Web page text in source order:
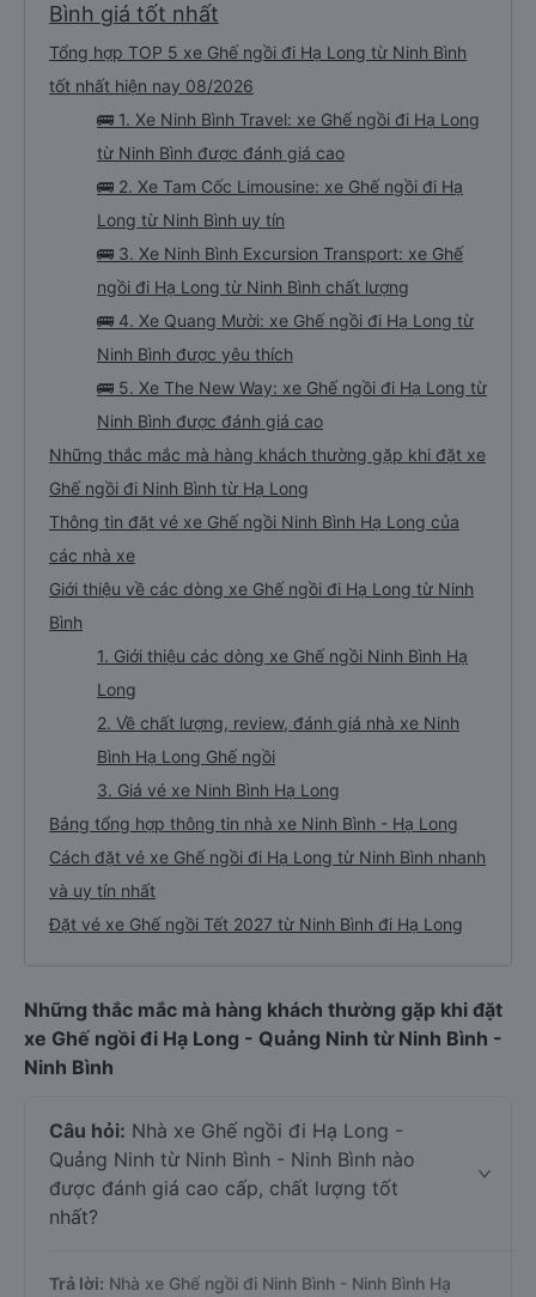
Bình giá tốt nhất
Tổng hợp TOP 5 xe Ghế ngồi đi Hạ Long từ Ninh Bình
tốt nhất hiện nay 08/2026
🚌 1. Xe Ninh Bình Travel: xe Ghế ngồi đi Hạ Long
từ Ninh Bình được đánh giá cao
🚌 2. Xe Tam Cốc Limousine: xe Ghế ngồi đi Hạ
Long từ Ninh Bình uy tín
🚌 3. Xe Ninh Bình Excursion Transport: xe Ghế
ngồi đi Hạ Long từ Ninh Bình chất lượng
🚌 4. Xe Quang Mười: xe Ghế ngồi đi Hạ Long từ
Ninh Bình được yêu thích
🚌 5. Xe The New Way: xe Ghế ngồi đi Hạ Long từ
Ninh Bình được đánh giá cao
Những thắc mắc mà hàng khách thường gặp khi đặt xe
Ghế ngồi đi Ninh Bình từ Hạ Long
Thông tin đặt vé xe Ghế ngồi Ninh Bình Hạ Long của
các nhà xe
Giới thiệu về các dòng xe Ghế ngồi đi Hạ Long từ Ninh
Bình
1. Giới thiệu các dòng xe Ghế ngồi Ninh Bình Hạ
Long
2. Về chất lượng, review, đánh giá nhà xe Ninh
Bình Hạ Long Ghế ngồi
3. Giá vé xe Ninh Bình Hạ Long
Bảng tổng hợp thông tin nhà xe Ninh Bình - Hạ Long
Cách đặt vé xe Ghế ngồi đi Hạ Long từ Ninh Bình nhanh
và uy tín nhất
Đặt vé xe Ghế ngồi Tết 2027 từ Ninh Bình đi Hạ Long
Những thắc mắc mà hàng khách thường gặp khi đặt
xe Ghế ngồi đi Hạ Long - Quảng Ninh từ Ninh Bình -
Ninh Bình
Câu hỏi: Nhà xe Ghế ngồi đi Hạ Long -
Quảng Ninh từ Ninh Bình - Ninh Bình nào
được đánh giá cao cấp, chất lượng tốt
nhất?
Trả lời: Nhà xe Ghế ngồi đi Ninh Bình - Ninh Bình Hạ